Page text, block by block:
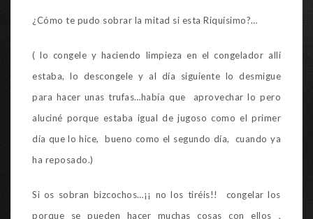
¿Cómo te pudo sobrar la mitad si esta Riquísimo?…
( lo congele y haciendo limpieza en el congelador allí
estaba, lo descongele y al día siguiente lo desmigue
para hacer unas trufas…había que aprovechar lo pero
aluciné porque estaba igual de jugoso como el primer
día que lo hice, bueno como el segundo día, cuando ya
ha reposado.)
Si os sobran bizcochos…¡¡ no los tiréis!! congelar los
porque se pueden hacer muchas cosas con ellos ,